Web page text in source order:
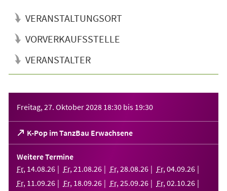
VERANSTALTUNGSORT
VORVERKAUFSSTELLE
VERANSTALTER
Freitag, 27. Oktober 2028 18:30 bis 19:30
K-Pop im TanzBau Erwachsene
(Öffnet
in
einem
neuen
Tab)
Weitere Termine
Fr, 14.08.26 Fr, 21 .08.26 Fr, 28.08.26 Fr, 04.09.26
Fr, 11 .09.26 Fr, 18.09.26 Fr, 25.09.26 Fr, 02.10.26